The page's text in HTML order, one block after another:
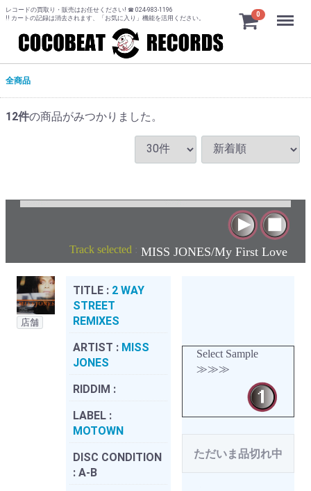
レコードの買取り・販売はお任せください! ☎ 024-983-1196
!! カートの記録は消去されます、「お気に入り」機能を活用ください。
0 Menu
全商品
12件の商品がみつかりました。
Track selected : MISS JONES/My First Love
店舗
TITLE : 2 WAY
STREET
REMIXES
ARTIST : MISS
JONES
RIDDIM :
LABEL :
MOTOWN
DISC CONDITION
: A-B
Select Sample
≫≫≫
ただいま品切れ中